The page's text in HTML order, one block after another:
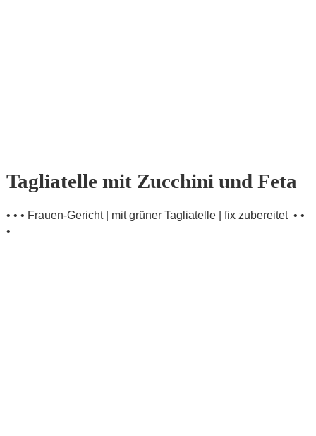
Tagliatelle mit Zucchini und Feta
• • • Frauen-Gericht | mit grüner Tagliatelle | fix zubereitet • •
•